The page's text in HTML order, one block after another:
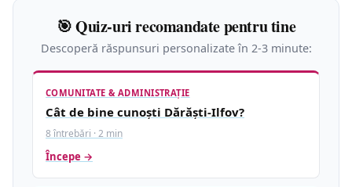
🎯 Quiz-uri recomandate pentru tine
Descoperă răspunsuri personalizate în 2-3 minute:
COMUNITATE & ADMINISTRAȚIE
Cât de bine cunoști Dărăști-Ilfov?
8 întrebări · 2 min
Începe →